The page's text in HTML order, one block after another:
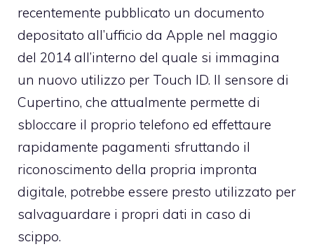
recentemente pubblicato un documento
depositato all’ufficio da Apple nel maggio
del 2014 all’interno del quale si immagina
un nuovo utilizzo per Touch ID. Il sensore di
Cupertino, che attualmente permette di
sbloccare il proprio telefono ed effettaure
rapidamente pagamenti sfruttando il
riconoscimento della propria impronta
digitale, potrebbe essere presto utilizzato per
salvaguardare i propri dati in caso di
scippo.